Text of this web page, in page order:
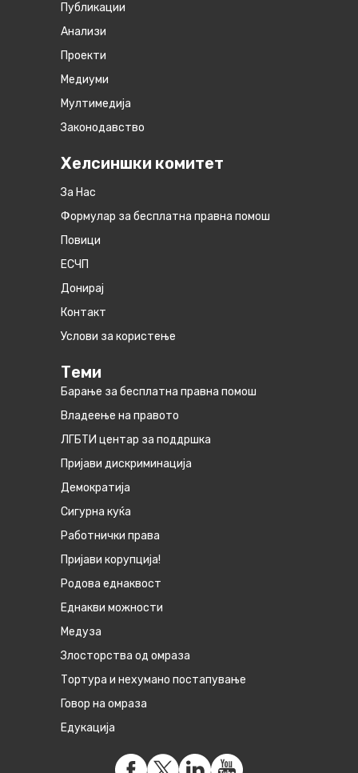
Публикации
Анализи
Проекти
Медиуми
Мултимедија
Законодавство
Хелсиншки комитет
За Нас
Формулар за бесплатна правна помош
Повици
ЕСЧП
Донирај
Контакт
Услови за користење
Теми
Барање за бесплатна правна помош
Владеење на правото
ЛГБТИ центар за поддршка
Пријави дискриминација
Демократија
Сигурна куќа
Работнички права
Пријави корупција!
Родова еднаквост
Eднакви можности
Медуза
Злосторства од омраза
Тортура и нехумано постапување
Говор на омраза
Едукација